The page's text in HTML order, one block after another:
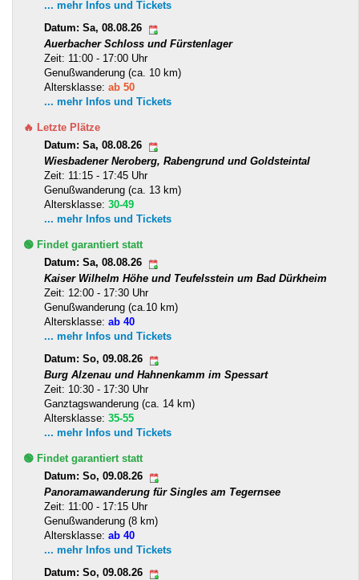
... mehr Infos und Tickets
Datum: Sa, 08.08.26
Auerbacher Schloss und Fürstenlager
Zeit: 11:00 - 17:00 Uhr
Genußwanderung (ca. 10 km)
Altersklasse: ab 50
... mehr Infos und Tickets
🔥 Letzte Plätze
Datum: Sa, 08.08.26
Wiesbadener Neroberg, Rabengrund und Goldsteintal
Zeit: 11:15 - 17:45 Uhr
Genußwanderung (ca. 13 km)
Altersklasse: 30-49
... mehr Infos und Tickets
🟢 Findet garantiert statt
Datum: Sa, 08.08.26
Kaiser Wilhelm Höhe und Teufelsstein um Bad Dürkheim
Zeit: 12:00 - 17:30 Uhr
Genußwanderung (ca.10 km)
Altersklasse: ab 40
... mehr Infos und Tickets
Datum: So, 09.08.26
Burg Alzenau und Hahnenkamm im Spessart
Zeit: 10:30 - 17:30 Uhr
Ganztagswanderung (ca. 14 km)
Altersklasse: 35-55
... mehr Infos und Tickets
🟢 Findet garantiert statt
Datum: So, 09.08.26
Panoramawanderung für Singles am Tegernsee
Zeit: 11:00 - 17:15 Uhr
Genußwanderung (8 km)
Altersklasse: ab 40
... mehr Infos und Tickets
Datum: So, 09.08.26